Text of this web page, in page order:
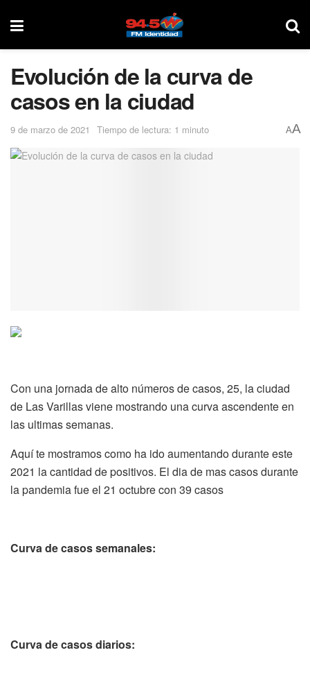
Evolución de la curva de
casos en la ciudad
9 de marzo de 2021 Tiempo de lectura: 1 minuto AA
Con una jornada de alto números de casos, 25, la ciudad
de Las Varillas viene mostrando una curva ascendente en
las ultimas semanas.
Aquí te mostramos como ha ido aumentando durante este
2021 la cantidad de positivos. El dia de mas casos durante
la pandemia fue el 21 octubre con 39 casos
Curva de casos semanales:
Curva de casos diarios: